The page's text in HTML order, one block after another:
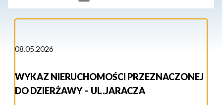
08.05.2026
WYKAZ NIERUCHOMOŚCI PRZEZNACZONEJ
DO DZIERŻAWY – UL.JARACZA